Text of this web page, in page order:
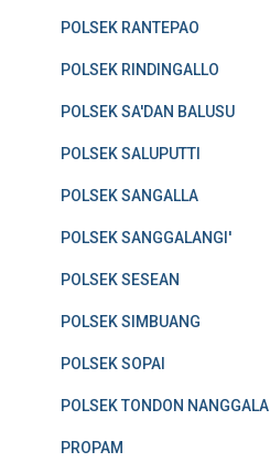
POLSEK RANTEPAO
POLSEK RINDINGALLO
POLSEK SA'DAN BALUSU
POLSEK SALUPUTTI
POLSEK SANGALLA
POLSEK SANGGALANGI'
POLSEK SESEAN
POLSEK SIMBUANG
POLSEK SOPAI
POLSEK TONDON NANGGALA
PROPAM